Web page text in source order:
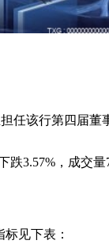
任该行第四届董
3.57%，成交
见下表：